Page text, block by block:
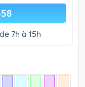
7h à 15h